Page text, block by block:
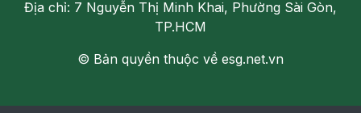
Địa chỉ: 7 Nguyễn Thị Minh Khai, Phường Sài Gòn,
TP.HCM
© Bản quyền thuộc về esg.net.vn